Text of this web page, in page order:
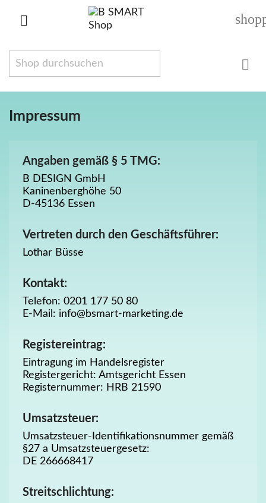


Impressum
Angaben gemäß § 5 TMG:
B DESIGN GmbH
Kaninenberghöhe 50
D-45136 Essen
Vertreten durch den Geschäftsführer:
Lothar Büsse
Kontakt:
Telefon: 0201 177 50 80
E-Mail: info@bsmart-marketing.de
Registereintrag:
Eintragung im Handelsregister
Registergericht: Amtsgericht Essen
Registernummer: HRB 21590
Umsatzsteuer:
Umsatzsteuer-Identifikationsnummer gemäß
§27 a Umsatzsteuergesetz:
DE 266668417
Streitschlichtung: